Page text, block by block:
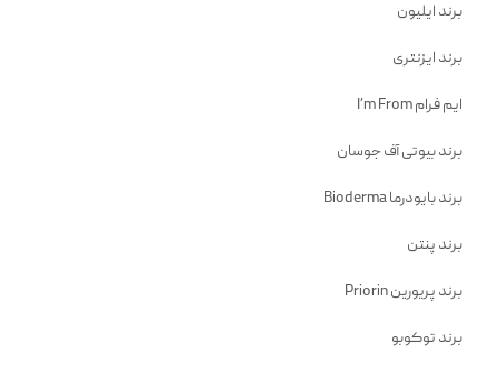
برند ایلیون
برند ایزنتری
ایم فرام I’m From
برند بیوتی آف جوسان
برند بایودرما Bioderma
برند پنتن
برند پریورین Priorin
برند توکوبو